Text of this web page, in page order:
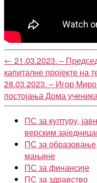
← 21.03.2023. –
капиталне пројекте на
28.03.2023. – Игор
постојања Дома
ПС за културу,
верским
ПС за
мањине
ПС за финансије
ПС за здравство